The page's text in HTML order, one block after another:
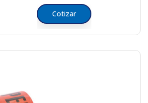
Cotizar